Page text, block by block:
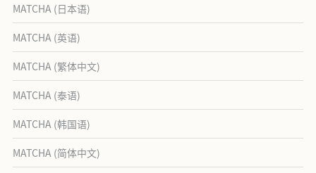
MATCHA (日本语)
MATCHA (英语)
MATCHA (繁体中文)
MATCHA (泰语)
MATCHA (韩国语)
MATCHA (简体中文)